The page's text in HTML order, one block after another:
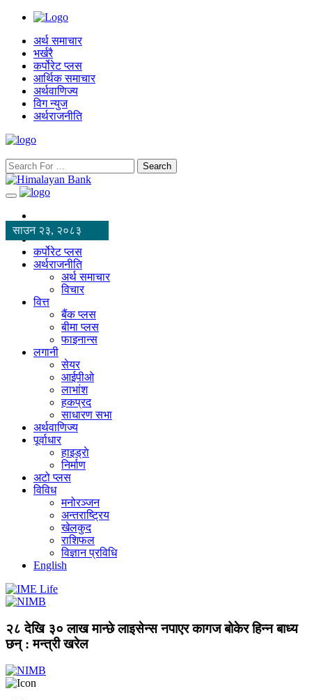
अर्थ समाचार
भर्खरै
कर्पोरेट प्लस
आर्थिक समाचार
अर्थवाणिज्य
विग न्युज
अर्थराजनीति
Search
साउन २३, २०८३
कर्पोरेट प्लस
अर्थराजनीति
अर्थ समाचार
विचार
वित्त
बैंक प्लस
बीमा प्लस
फाइनान्स
लगानी
सेयर
आईपीओ
लाभांश
हकप्रद
साधारण सभा
अर्थवाणिज्य
पूर्वाधार
हाइड्राे
निर्माण
अटो प्लस
विविध
मनोरञ्जन
अन्तराष्ट्रिय
खेलकुद
राशिफल
विज्ञान प्रविधि
English
२८ देखि ३० लाख मान्छे लाइसेन्स नपाएर कागज बोकेर हिन्न बाध्य
छन् : मन्त्री खरेल